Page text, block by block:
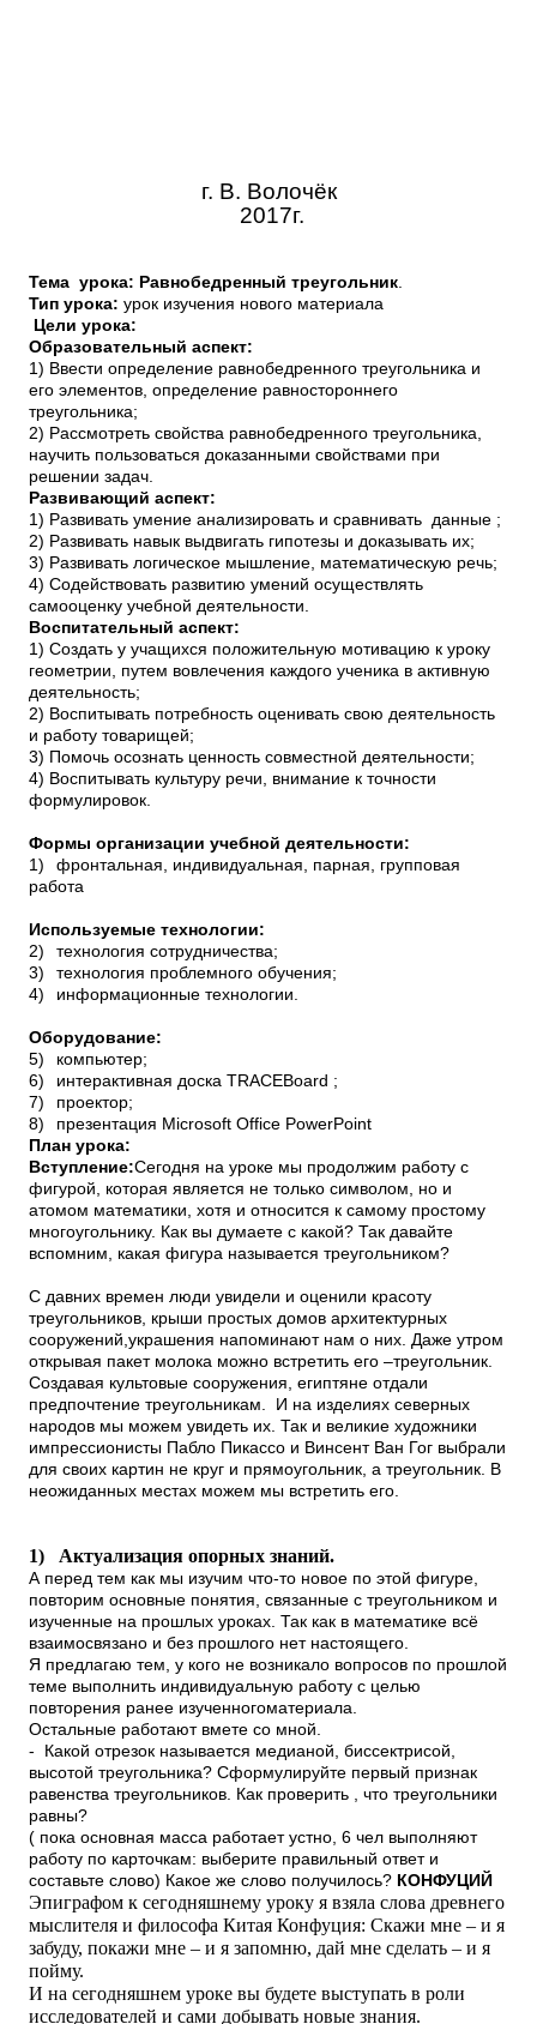
г. В. Волочёк
2017г.
Тема урока: Равнобедренный треугольник.
Тип урока: урок изучения нового материала
Цели урока:
Образовательный аспект:
1) Ввести определение равнобедренного треугольника и
его элементов, определение равностороннего
треугольника;
2) Рассмотреть свойства равнобедренного треугольника,
научить пользоваться доказанными свойствами при
решении задач.
Развивающий аспект:
1) Развивать умение анализировать и сравнивать данные ;
2) Развивать навык выдвигать гипотезы и доказывать их;
3) Развивать логическое мышление, математическую речь;
4) Cодействовать развитию умений осуществлять
самооценку учебной деятельности.
Воспитательный аспект:
1) Создать у учащихся положительную мотивацию к уроку
геометрии, путем вовлечения каждого ученика в активную
деятельность;
2) Воспитывать потребность оценивать свою деятельность
и работу товарищей;
3) Помочь осознать ценность совместной деятельности;
4) Воспитывать культуру речи, внимание к точности
формулировок.
Формы организации учебной деятельности:
1)
фронтальная, индивидуальная, парная, групповая
работа
Используемые технологии:
2)
технология сотрудничества;
3)
технология проблемного обучения;
4)
информационные технологии.
Оборудование:
5)
компьютер;
6)
интерактивная доска TRACEBoard ;
7)
проектор;
8)
презентация Microsoft Office PowerPoint
План урока:
Вступление:Сегодня на уроке мы продолжим работу с
фигурой, которая является не только символом, но и
атомом математики, хотя и относится к самому простому
многоугольнику. Как вы думаете с какой? Так давайте
вспомним, какая фигура называется треугольником?
С давних времен люди увидели и оценили красоту
треугольников, крыши простых домов архитектурных
сооружений,украшения напоминают нам о них. Даже утром
открывая пакет молока можно встретить его –треугольник.
Создавая культовые сооружения, египтяне отдали
предпочтение треугольникам. И на изделиях северных
народов мы можем увидеть их. Так и великие художники
импрессионисты Пабло Пикассо и Винсент Ван Гог выбрали
для своих картин не круг и прямоугольник, а треугольник. В
неожиданных местах можем мы встретить его.
1) Актуализация опорных знаний.
А перед тем как мы изучим что-то новое по этой фигуре,
повторим основные понятия, связанные с треугольником и
изученные на прошлых уроках. Так как в математике всё
взаимосвязано и без прошлого нет настоящего.
Я предлагаю тем, у кого не возникало вопросов по прошлой
теме выполнить индивидуальную работу с целью
повторения ранее изученногоматериала.
Остальные работают вмете со мной.
- Какой отрезок называется медианой, биссектрисой,
высотой треугольника? Сформулируйте первый признак
равенства треугольников. Как проверить , что треугольники
равны?
( пока основная масса работает устно, 6 чел выполняют
работу по карточкам: выберите правильный ответ и
составьте слово) Какое же слово получилось? КОНФУЦИЙ
Эпиграфом к сегодняшнему уроку я взяла слова древнего
мыслителя и философа Китая Конфуция: Скажи мне – и я
забуду, покажи мне – и я запомню, дай мне сделать – и я
пойму.
И на сегодняшнем уроке вы будете выступать в роли
исследователей и сами добывать новые знания.